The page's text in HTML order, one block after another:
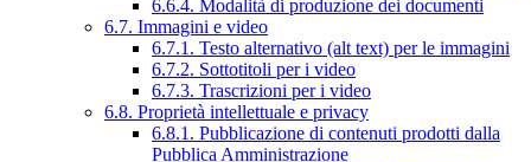
6.6.4. Modalità di produzione dei documenti
6.7. Immagini e video
6.7.1. Testo alternativo (alt text) per le immagini
6.7.2. Sottotitoli per i video
6.7.3. Trascrizioni per i video
6.8. Proprietà intellettuale e privacy
6.8.1. Pubblicazione di contenuti prodotti dalla
Pubblica Amministrazione